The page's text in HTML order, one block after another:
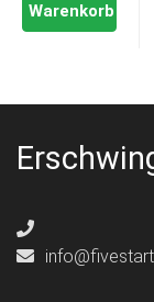
Warenkorb